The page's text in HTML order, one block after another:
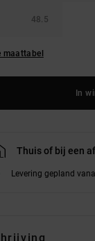
48.5
maattabel
In
Thuis of bij een
Levering gepland